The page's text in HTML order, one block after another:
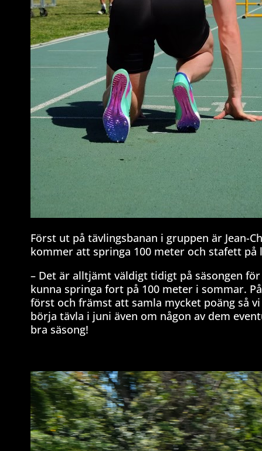
Först ut på tävlingsbanan i gruppen är Jean-
kommer att springa 100 meter och stafett på
– Det är alltjämt väldigt tidigt på säsongen
kunna springa fort på 100 meter i sommar.
först och främst att samla mycket poäng så
börja tävla i juni även om någon av dem
bra säsong!